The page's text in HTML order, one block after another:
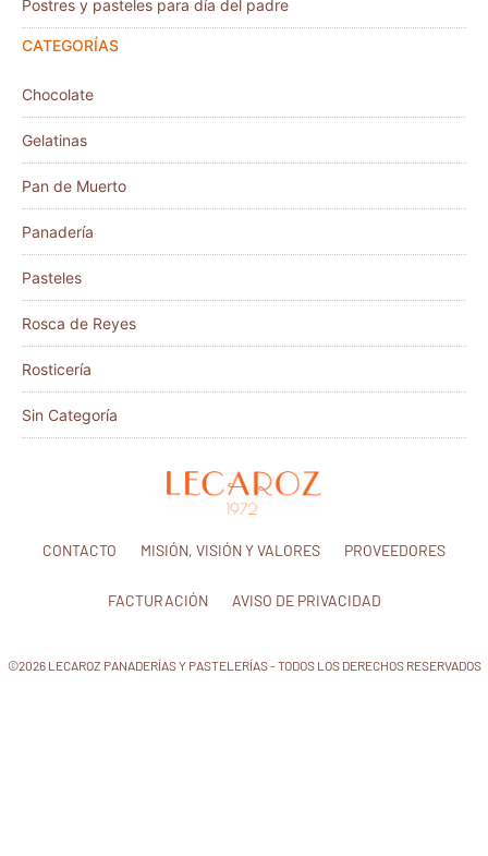
Postres y pasteles para día del padre
CATEGORÍAS
Chocolate
Gelatinas
Pan de Muerto
Panadería
Pasteles
Rosca de Reyes
Rosticería
Sin Categoría
CONTACTO MISIÓN, VISIÓN Y VALORES PROVEEDORES
FACTURACIÓN AVISO DE PRIVACIDAD
©2026 LECAROZ PANADERÍAS Y PASTELERÍAS - TODOS LOS DERECHOS RESERVADOS